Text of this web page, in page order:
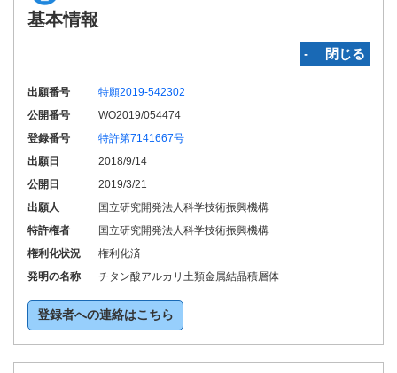
基本情報
‐ 閉じる
出願番号
特願2019-542302
公開番号
WO2019/054474
登録番号
特許第7141667号
出願日
2018/9/14
公開日
2019/3/21
出願人
国立研究開発法人科学技術振興機構
特許権者
国立研究開発法人科学技術振興機構
権利化状況
権利化済
発明の名称
チタン酸アルカリ土類金属結晶積層体
登録者への連絡はこちら